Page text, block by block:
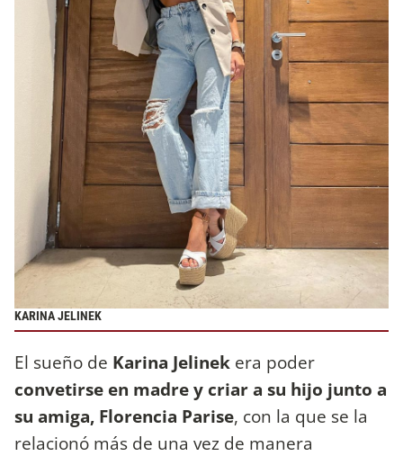
KARINA JELINEK
El sueño de Karina Jelinek era poder
convetirse en madre y criar a su hijo junto a
su amiga, Florencia Parise, con la que se la
relacionó más de una vez de manera